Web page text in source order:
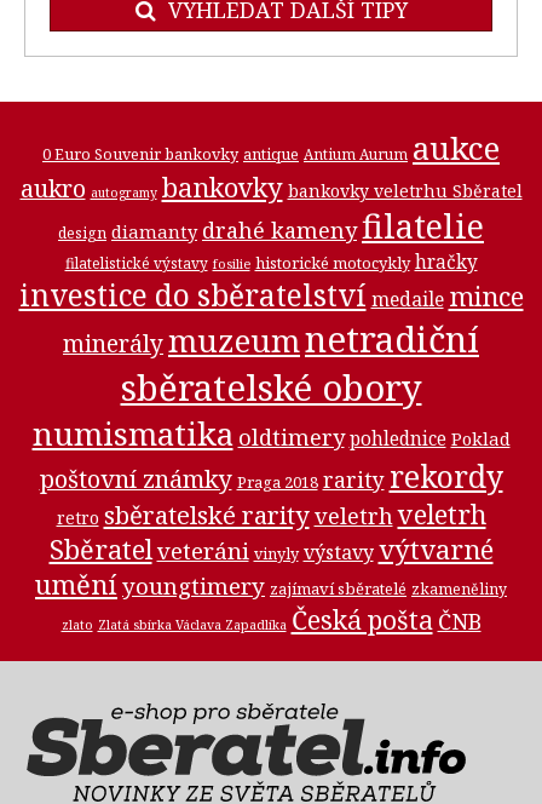
VYHLEDAT DALŠÍ TIPY
0 Euro Souvenir bankovky antique Antium Aurum aukce
aukro autogramy bankovky bankovky veletrhu Sběratel
design diamanty drahé kamenyfilatelie
filatelistické výstavy fosilie historické motocykly hračky
investice do sběratelství medaile mince
minerálymuzeumnetradiční
sběratelské obory
numismatika oldtimery pohlednice Poklad
poštovní známky Praga 2018 rarity rekordy
retro sběratelské rarityveletrhveletrh
Sběratelveteráni vinyly výstavy výtvarné
uměníyoungtimery zajímaví sběratelé zkameněliny
zlato Zlatá sbírka Václava Zapadlíka Česká pošta ČNB